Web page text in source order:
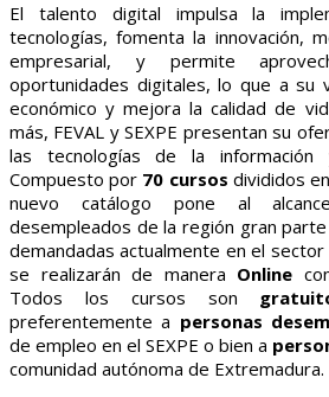
El talento digital impulsa la
tecnologías, fomenta la innovación,
empresarial, y permite
oportunidades digitales, lo que a su
económico y mejora la calidad de
más, FEVAL y SEXPE presentan su
las tecnologías de la información
Compuesto por 70 cursos divididos en
nuevo catálogo pone al
desempleados de la región gran
demandadas actualmente en el sector
se realizarán de manera Online
Todos los cursos son
preferentemente a personas
de empleo en el SEXPE o bien a
comunidad autónoma de Extremadura.